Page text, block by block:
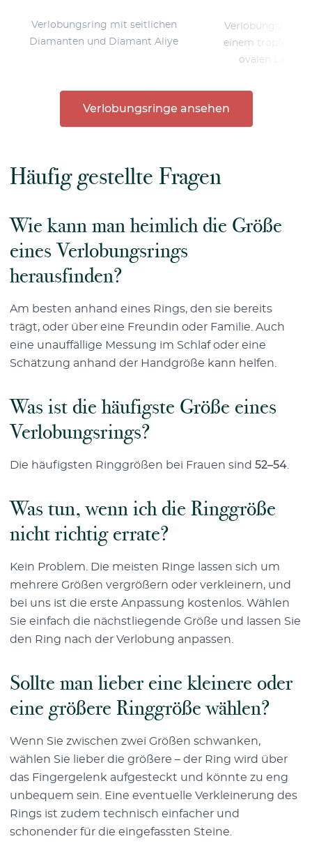
Verlobungsring mit seitlichen
Diamanten und Diamant Aliye
Verlobungsring
einem
ovalen Lab
Verlobungsringe ansehen
Häufig gestellte Fragen
Wie kann man heimlich die Größe
eines Verlobungsrings
herausfinden?
Am besten anhand eines Rings, den sie bereits
trägt, oder über eine Freundin oder Familie. Auch
eine unauffällige Messung im Schlaf oder eine
Schätzung anhand der Handgröße kann helfen.
Was ist die häufigste Größe eines
Verlobungsrings?
Die häufigsten Ringgrößen bei Frauen sind 52–54.
Was tun, wenn ich die Ringgröße
nicht richtig errate?
Kein Problem. Die meisten Ringe lassen sich um
mehrere Größen vergrößern oder verkleinern, und
bei uns ist die erste Anpassung kostenlos. Wählen
Sie einfach die nächstliegende Größe und lassen Sie
den Ring nach der Verlobung anpassen.
Sollte man lieber eine kleinere oder
eine größere Ringgröße wählen?
Wenn Sie zwischen zwei Größen schwanken,
wählen Sie lieber die größere – der Ring wird über
das Fingergelenk aufgesteckt und könnte zu eng
unbequem sein. Eine eventuelle Verkleinerung des
Rings ist zudem technisch einfacher und
schonender für die eingefassten Steine.